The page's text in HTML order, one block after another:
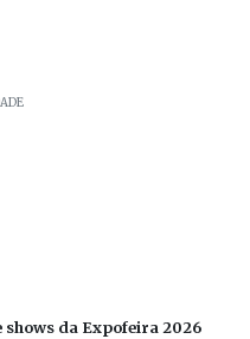
da Expofeira 2026